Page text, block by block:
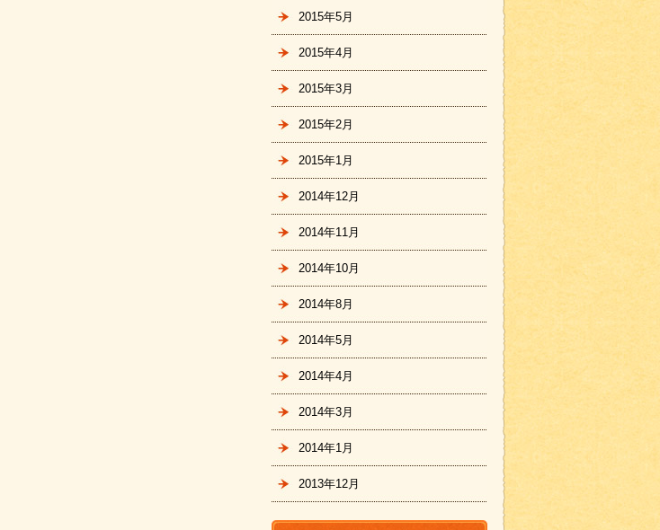
2015年5月
2015年4月
2015年3月
2015年2月
2015年1月
2014年12月
2014年11月
2014年10月
2014年8月
2014年5月
2014年4月
2014年3月
2014年1月
2013年12月